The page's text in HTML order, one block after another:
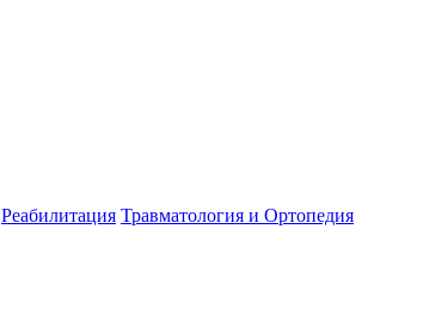
Реабилитация Травматология и Ортопедия